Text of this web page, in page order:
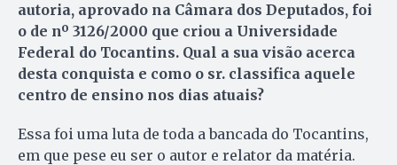
autoria, aprovado na Câmara dos Deputados, foi
o de nº 3126/2000 que criou a Universidade
Federal do Tocantins. Qual a sua visão acerca
desta conquista e como o sr. classifica aquele
centro de ensino nos dias atuais?
Essa foi uma luta de toda a bancada do Tocantins,
em que pese eu ser o autor e relator da matéria.